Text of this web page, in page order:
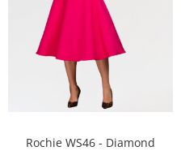
Rochie WS46 - Diamond